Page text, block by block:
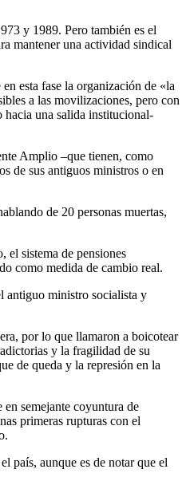
y 1989. Pero también es el
mantener una actividad sindical
esta fase la organización de «la
a las movilizaciones, pero con
hacia una salida institucional-
Amplio –que tienen, como
de sus antiguos ministros o en
de 20 personas muertas,
el sistema de pensiones
como medida de cambio real.
antiguo ministro socialista y
por lo que llamaron a boicotear
y la fragilidad de su
de queda y la represión en la
semejante coyuntura de
primeras rupturas con el
país, aunque es de notar que el